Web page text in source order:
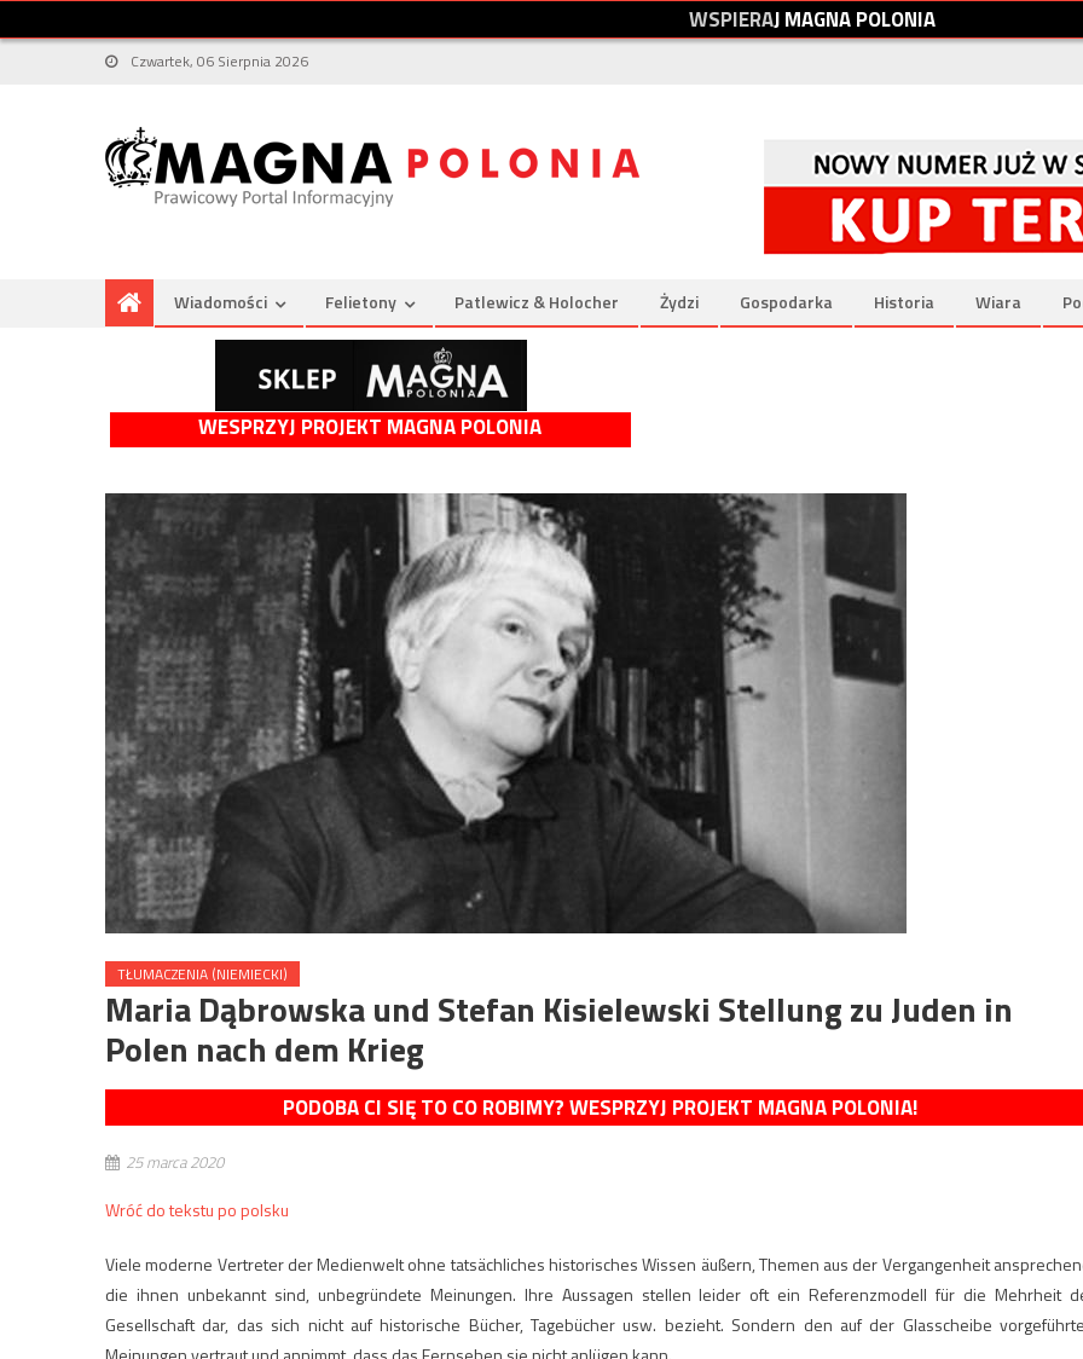
WSPIERAJMAGNAPOLONIA
Czwartek, 06 Sierpnia 2026
Wiadomości Felietony Patlewicz & Holocher Żydzi Gospodarka Historia Wiara
WESPRZYJ PROJEKT MAGNA POLONIA
TŁUMACZENIA (NIEMIECKI)
Maria Dąbrowska und Stefan Kisielewski Stellung zu Juden in
Polen nach dem Krieg
PODOBA CI SIĘ TO CO ROBIMY? WESPRZYJ PROJEKT MAGNA POLONIA!
25 marca 2020
Wróć do tekstu po polsku
Viele moderne Vertreter der Medienwelt ohne tatsächliches historisches Wissen äußern, Themen aus der Vergangenheit
die ihnen unbekannt sind, unbegründete Meinungen. Ihre Aussagen stellen leider oft ein Referenzmodell für die Mehrheit
Gesellschaft dar, das sich nicht auf historische Bücher, Tagebücher usw. bezieht. Sondern den auf der Glasscheibe